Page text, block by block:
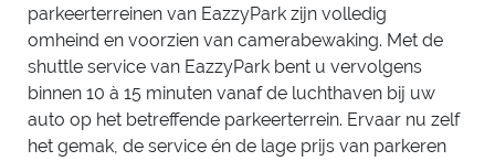
parkeerterreinen van EazzyPark zijn volledig
omheind en voorzien van camerabewaking. Met de
shuttle service van EazzyPark bent u vervolgens
binnen 10 à 15 minuten vanaf de luchthaven bij uw
auto op het betreffende parkeerterrein. Ervaar nu zelf
het gemak, de service én de lage prijs van parkeren